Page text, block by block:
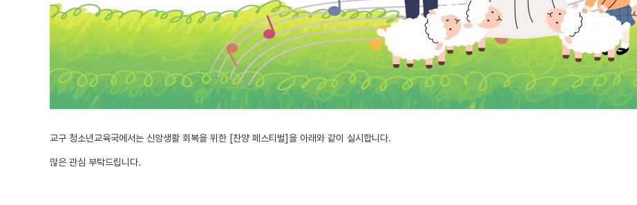
교구 청소년교육국에서는 신앙생활 회복을 위한 [찬양 페스티벌]을 아래와 같이 실시합니다.
많은 관심 부탁드립니다.